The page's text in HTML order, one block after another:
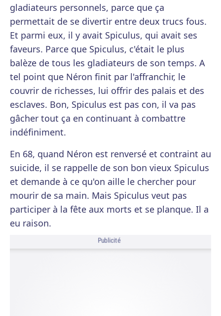
gladiateurs personnels, parce que ça
permettait de se divertir entre deux trucs fous.
Et parmi eux, il y avait Spiculus, qui avait ses
faveurs. Parce que Spiculus, c'était le plus
balèze de tous les gladiateurs de son temps. A
tel point que Néron finit par l'affranchir, le
couvrir de richesses, lui offrir des palais et des
esclaves. Bon, Spiculus est pas con, il va pas
gâcher tout ça en continuant à combattre
indéfiniment.
En 68, quand Néron est renversé et contraint au
suicide, il se rappelle de son bon vieux Spiculus
et demande à ce qu'on aille le chercher pour
mourir de sa main. Mais Spiculus veut pas
participer à la fête aux morts et se planque. Il a
eu raison.
Publicité